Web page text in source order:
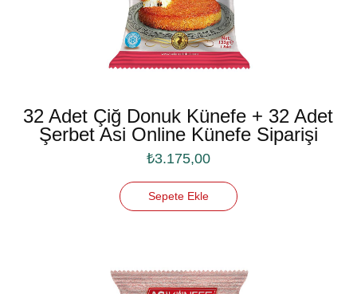
32 Adet Çiğ Donuk Künefe + 32 Adet
Şerbet Asi Online Künefe Siparişi
₺3.175,00
Sepete Ekle